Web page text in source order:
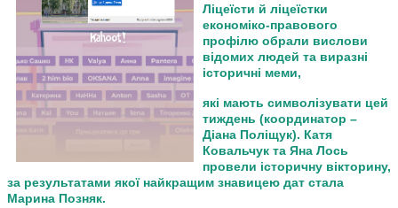
Ліцеїсти й ліцеїстки
економіко-правового
профілю обрали вислови
відомих людей та виразні
історичні меми,
які мають символізувати цей
тиждень (координатор –
Діана Поліщук). Катя
Ковальчук та Яна Лось
провели історичну вікторину,
за результатами якої найкращим знавицею дат стала
Марина Позняк.